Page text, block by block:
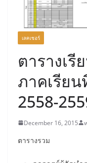
เลคเชอร์
ตารางเรี
ภาคเรีย
2558-
December 16, 2015
ตารางรวม